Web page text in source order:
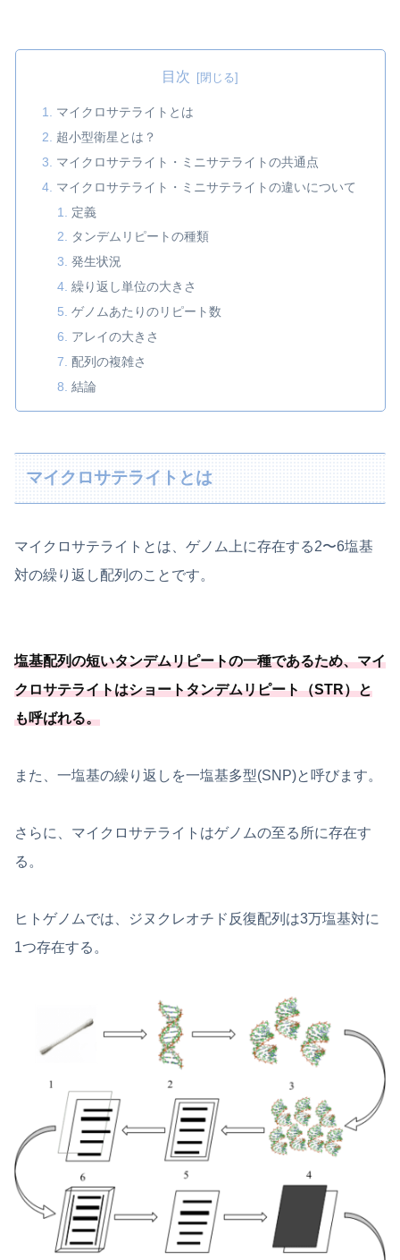
目次
マイクロサテライトとは
超小型衛星とは？
マイクロサテライト・ミニサテライトの共通点
マイクロサテライト・ミニサテライトの違いについて
定義
タンデムリピートの種類
発生状況
繰り返し単位の大きさ
ゲノムあたりのリピート数
アレイの大きさ
配列の複雑さ
結論
マイクロサテライトとは
マイクロサテライトとは、ゲノム上に存在する2〜6塩基
対の繰り返し配列のことです。
塩基配列の短いタンデムリピートの一種であるため、マイ
クロサテライトはショートタンデムリピート（STR）と
も呼ばれる。
また、一塩基の繰り返しを一塩基多型(SNP)と呼びます。
さらに、マイクロサテライトはゲノムの至る所に存在す
る。
ヒトゲノムでは、ジヌクレオチド反復配列は3万塩基対に
1つ存在する。